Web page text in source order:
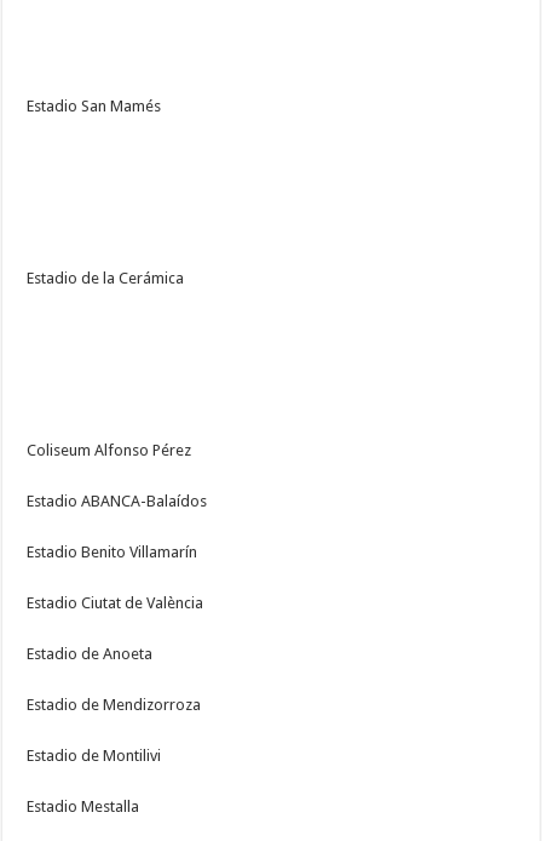
Estadio San Mamés
Estadio de la Cerámica
Coliseum Alfonso Pérez
Estadio ABANCA-Balaídos
Estadio Benito Villamarín
Estadio Ciutat de València
Estadio de Anoeta
Estadio de Mendizorroza
Estadio de Montilivi
Estadio Mestalla